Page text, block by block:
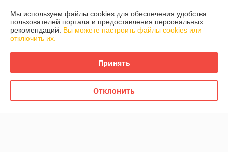
О нас
Контакты
График работы
Мы используем файлы cookies для обеспечения удобства
пользователей портала и предоставления персональных
рекомендаций. Вы можете настроить файлы cookies или
отключить их.
Принять
Отклонить